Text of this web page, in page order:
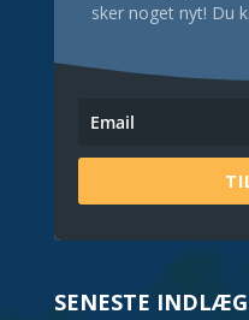
sker noget nyt! Du
SENESTE INDLÆG